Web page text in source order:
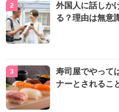
外国人に話しか
る？理由は無意
寿司屋でやって
ナーとされるこ